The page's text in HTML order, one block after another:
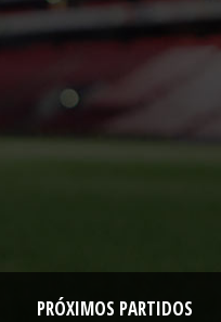
PRÓXIMOS PARTIDOS